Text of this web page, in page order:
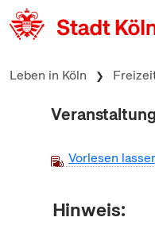
zum Inhalt springen
Leben in Köln
Vorlesen
Hinweis: